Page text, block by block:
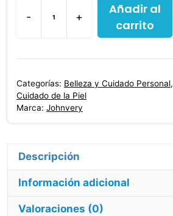
-
Exfoliante
Johnvery
Verbena
g
+
Añadir al
carrito
Categorías: Belleza y Cuidado Personal,
Cuidado de la Piel
Marca: Johnvery
Información adicional
Valoraciones (0)